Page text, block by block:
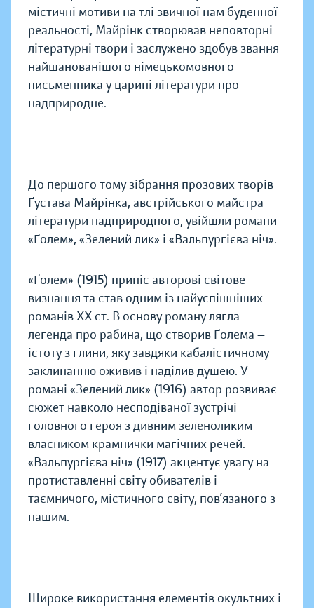
містичні мотиви на тлі звичної нам буденної
реальності, Майрінк створював неповторні
літературні твори і заслужено здобув звання
найшанованішого німецькомовного
письменника у царині літератури про
надприродне.
До першого тому зібрання прозових творів
Ґустава Майрінка, австрійського майстра
літератури надприродного, увійшли романи
«Ґолем», «Зелений лик» і «Вальпургієва ніч».
«Ґолем» (1915) приніс авторові світове
визнання та став одним із найуспішніших
романів XX cт. В основу роману лягла
легенда про рабина, що створив Ґолема —
істоту з глини, яку завдяки кабалістичному
заклинанню оживив і наділив душею. У
романі «Зелений лик» (1916) автор розвиває
сюжет навколо несподіваної зустрічі
головного героя з дивним зеленоликим
власником крамнички магічних речей.
«Вальпургієва ніч» (1917) акцентує увагу на
протиставленні світу обивателів і
таємничого, містичного світу, пов’язаного з
нашим.
Широке використання елементів окультних і